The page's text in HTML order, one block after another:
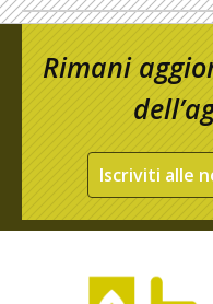
Rimani
Iscriviti alle